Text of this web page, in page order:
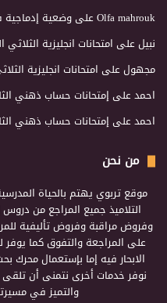
Olfa mahroukعلى وضعية إدماجية
نبيلعلى امتحانات انجليزية الثلاثي
مجهولعلى امتحانات انجليزية
احمدعلى إمتحانات حساب ذهني
احمدعلى إمتحانات حساب ذهني
من نحن
موقع تربوي يهتم بالحياة
التلاميذ جميع المراجع من دروس
وفروض مراقبة وفروض تأليفية
على المراجعة والتفوق كما
الابحار فيه إما بإستعمال محرك
نوفر خدمات أخرى نتمنى أن تلقى
والتميز في